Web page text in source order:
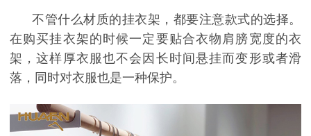
不管什么材质的挂衣架，都要注意款式的选择。
在购买挂衣架的时候一定要贴合衣物肩膀宽度的衣
架，这样厚衣服也不会因长时间悬挂而变形或者滑
落，同时对衣服也是一种保护。